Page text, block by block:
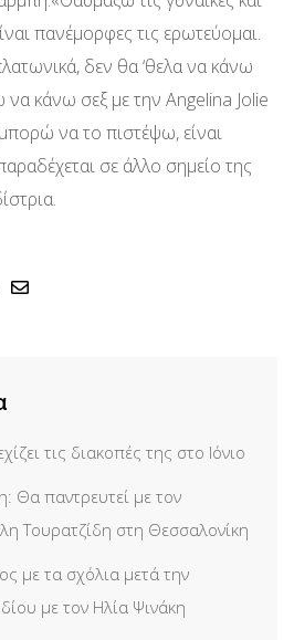
πανέμορφες τις ερωτεύομαι.
δεν θα ‘θελα να κάνω
να κάνω σεξ με την Angelina Jolie
να το πιστέψω, είναι
σε άλλο σημείο της
Whatsapp
Share
τις διακοπές της στο Ιόνιο
Θα παντρευτεί με τον
Τουρατζίδη στη Θεσσαλονίκη
με τα σχόλια μετά την
με τον Ηλία Ψινάκη